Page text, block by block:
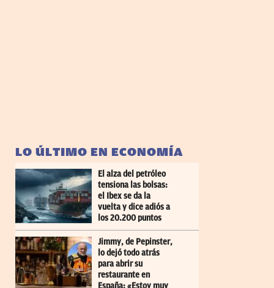
LO ÚLTIMO EN ECONOMÍA
El alza del petróleo
tensiona las bolsas:
el Ibex se da la
vuelta y dice adiós a
los 20.200 puntos
Jimmy, de Pepinster,
lo dejó todo atrás
para abrir su
restaurante en
España: «Estoy muy